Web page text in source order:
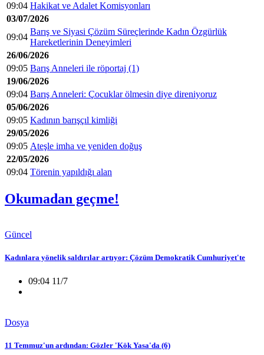
09:04 Hakikat ve Adalet Komisyonları
03/07/2026
09:04
Barış ve Siyasi Çözüm Süreçlerinde Kadın Özgürlük
Hareketlerinin Deneyimleri
26/06/2026
09:05 Barış Anneleri ile röportaj (1)
19/06/2026
09:04 Barış Anneleri: Çocuklar ölmesin diye direniyoruz
05/06/2026
09:05 Kadının barışçıl kimliği
29/05/2026
09:05 Ateşle imha ve yeniden doğuş
22/05/2026
09:04 Törenin yapıldığı alan
Okumadan geçme!
Güncel
Kadınlara yönelik saldırılar artıyor: Çözüm Demokratik Cumhuriyet'te
09:04 11/7
Dosya
11 Temmuz'un ardından: Gözler 'Kök Yasa'da (6)